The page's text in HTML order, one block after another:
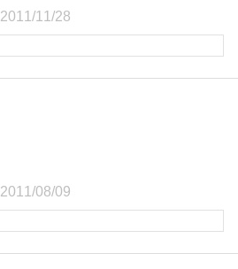
2011/11/28
2011/08/09